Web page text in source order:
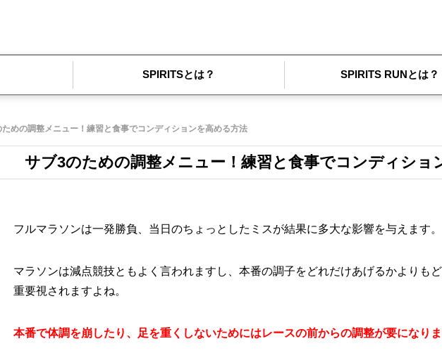
SPIRITSとは？ SPIRITS RUNとは？
めの調整メニュー！練習と食事でコンディションを高める方法
サブ3のための調整メニュー！練習と食事でコンディショ
フルマラソンは一発勝負、当日のちょっとしたミスが結果に多大な影響を与えます。
マラソンは減点競技ともよく言われますし、本番の調子をどれだけあげるかよりも
重要視されますよね。
本番で体調を崩したり、足を重くしないためにはレースの前からの調整が要になりま